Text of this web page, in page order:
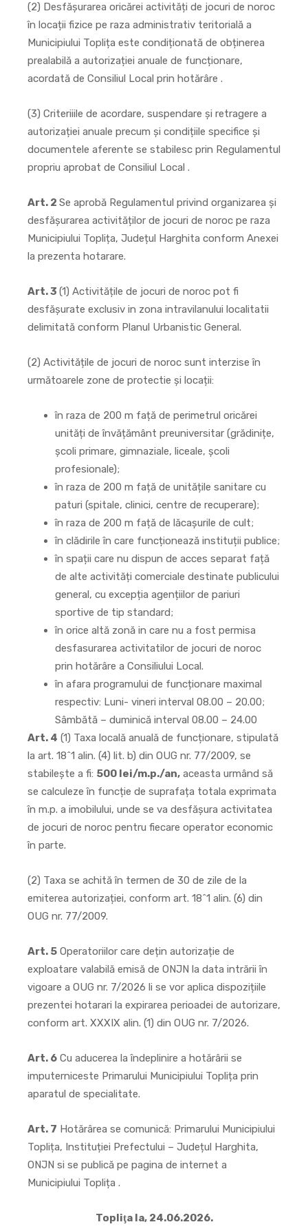
(2) Desfășurarea oricărei activități de jocuri de noroc
în locații fizice pe raza administrativ teritorială a
Municipiului Toplița este condiționată de obținerea
prealabilă a autorizației anuale de funcționare,
acordată de Consiliul Local prin hotărâre .
(3) Criteriiile de acordare, suspendare și retragere a
autorizației anuale precum și condițiile specifice și
documentele aferente se stabilesc prin Regulamentul
propriu aprobat de Consiliul Local .
Art. 2 Se aprobă Regulamentul privind organizarea și
desfășurarea activităților de jocuri de noroc pe raza
Municipiului Toplița, Județul Harghita conform Anexei
la prezenta hotarare.
Art. 3 (1) Activitățile de jocuri de noroc pot fi
desfășurate exclusiv in zona intravilanului localitatii
delimitată conform Planul Urbanistic General.
(2) Activitățile de jocuri de noroc sunt interzise în
următoarele zone de protectie și locații:
în raza de 200 m față de perimetrul oricărei
unități de învățământ preuniversitar (grădinițe,
școli primare, gimnaziale, liceale, școli
profesionale);
în raza de 200 m față de unitățile sanitare cu
paturi (spitale, clinici, centre de recuperare);
în raza de 200 m față de lăcașurile de cult;
în clădirile în care funcționează instituții publice;
în spații care nu dispun de acces separat față
de alte activități comerciale destinate publicului
general, cu excepția agențiilor de pariuri
sportive de tip standard;
în orice altă zonă in care nu a fost permisa
desfasurarea activitatilor de jocuri de noroc
prin hotărâre a Consiliului Local.
în afara programului de funcționare maximal
respectiv: Luni- vineri interval 08.00 – 20.00;
Sâmbătă – duminică interval 08.00 – 24.00
Art. 4 (1) Taxa locală anuală de funcționare, stipulată
la art. 18^1 alin. (4) lit. b) din OUG nr. 77/2009, se
stabilește a fi: 500 lei/m.p./an, aceasta urmând să
se calculeze în funcție de suprafața totala exprimata
în m.p. a imobilului, unde se va desfășura activitatea
de jocuri de noroc pentru fiecare operator economic
în parte.
(2) Taxa se achită în termen de 30 de zile de la
emiterea autorizației, conform art. 18^1 alin. (6) din
OUG nr. 77/2009.
Art. 5 Operatoriilor care dețin autorizație de
exploatare valabilă emisă de ONJN la data intrării în
vigoare a OUG nr. 7/2026 li se vor aplica dispozițiile
prezentei hotarari la expirarea perioadei de autorizare,
conform art. XXXIX alin. (1) din OUG nr. 7/2026.
Art. 6 Cu aducerea la îndeplinire a hotărârii se
imputerniceste Primarului Municipiului Toplița prin
aparatul de specialitate.
Art. 7 Hotărârea se comunică: Primarului Municipiului
Toplița, Instituției Prefectului – Județul Harghita,
ONJN si se publică pe pagina de internet a
Municipiului Toplița .
Topliţa la, 24.06.2026.